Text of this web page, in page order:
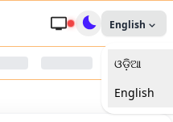
English
ଓଡ଼ିଆ
English